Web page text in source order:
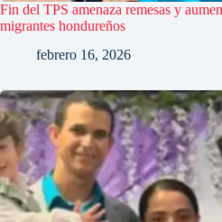
Fin del TPS amenaza remesas y
migrantes hondureños
febrero 16, 2026